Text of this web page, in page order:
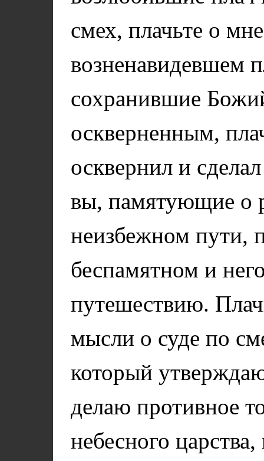
смех, плачьте о
возненавидевшем
сохранившие
оскверненным,
осквернил и
вы, памятующие о
неизбежном пути,
беспамятном и
путешествию.
мысли о суде по
который
делаю противное
небесного